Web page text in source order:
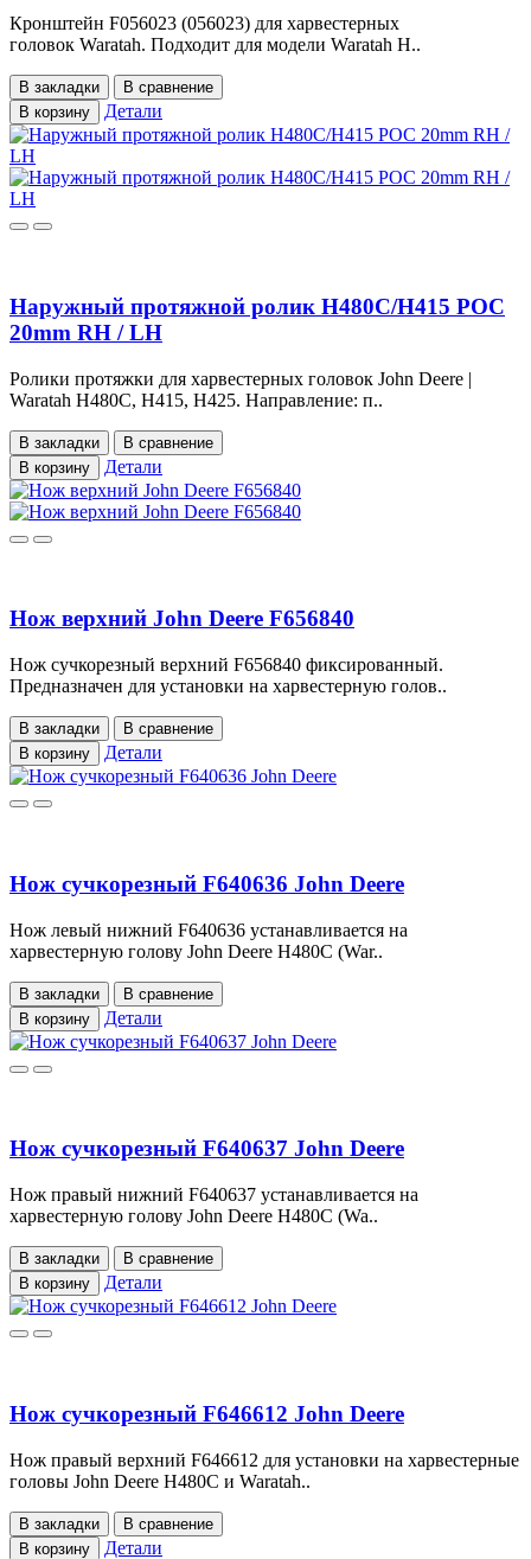
Кронштейн F056023 (056023) для харвестерных
головок Waratah. Подходит для модели Waratah H..
В закладки
В сравнение
В корзину
Детали
Наружный протяжной ролик H480C/H415 POC
20mm RH / LH
Ролики протяжки для харвестерных головок John Deere |
Waratah H480C, H415, H425. Направление: п..
В закладки
В сравнение
В корзину
Детали
Нож верхний John Deere F656840
Нож сучкорезный верхний F656840 фиксированный.
Предназначен для установки на харвестерную голов..
В закладки
В сравнение
В корзину
Детали
Нож сучкорезный F640636 John Deere
Нож левый нижний F640636 устанавливается на
харвестерную голову John Deere H480C (War..
В закладки
В сравнение
В корзину
Детали
Нож сучкорезный F640637 John Deere
Нож правый нижний F640637 устанавливается на
харвестерную голову John Deere H480C (Wa..
В закладки
В сравнение
В корзину
Детали
Нож сучкорезный F646612 John Deere
Нож правый верхний F646612 для установки на харвестерные
головы John Deere H480C и Waratah..
В закладки
В сравнение
В корзину
Детали